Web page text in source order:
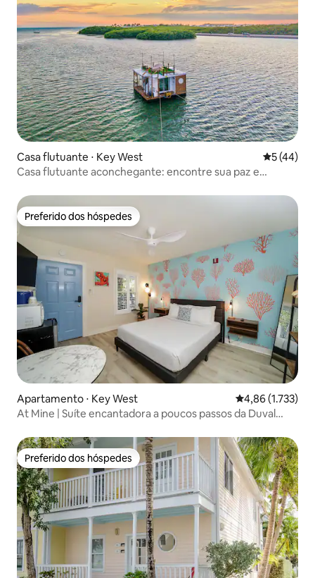
Casa flutuante ⋅ Key West 5 de uma
5 (44)
Casa flutuante aconchegante: encontre sua paz e
Preferido dos hóspedes
Preferido dos hóspedes
Apartamento ⋅ Key West 4,86 de uma
4,86 (1.733)
At Mine | Suíte encantadora a poucos passos da Duval
Preferido dos hóspedes
Preferido dos hóspedes